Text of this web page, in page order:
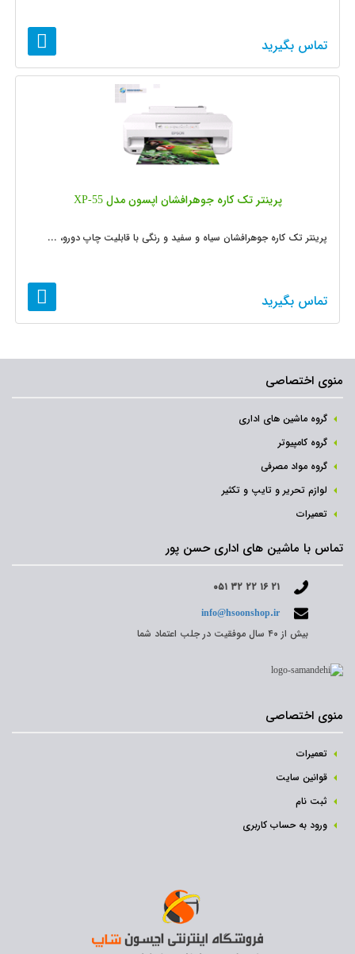
تماس بگیرید
پرینتر تک کاره جوهرافشان اپسون مدل XP-55
پرینتر تک کاره جوهرافشان سیاه و سفید و رنگی با قابلیت چاپ دورو، ...
تماس بگیرید
منوی اختصاصی
گروه ماشین های اداری
گروه کامپیوتر
گروه مواد مصرفی
لوازم تحریر و تایپ و تکثیر
تعمیرات
تماس با ماشین های اداری حسن پور
۰۵۱ ۳۲ ۲۲ ۱۶ ۲۱
info@hsoonshop.ir
بیش از ۴۰ سال موفقیت در جلب اعتماد شما
منوی اختصاصی
تعمیرات
قوانین سایت
ثبت نام‌
ورود به حساب کاربری